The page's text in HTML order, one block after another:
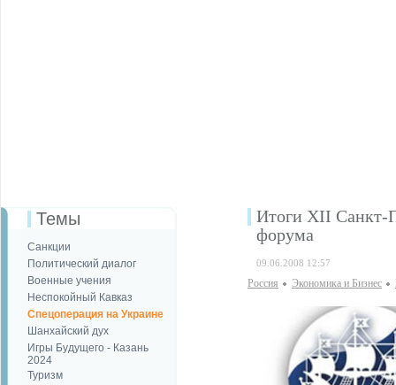
Темы
Санкции
Политический диалог
Военные учения
Неспокойный Кавказ
Спецоперация на Украине
Шанхайский дух
Игры Будущего - Казань
2024
Туризм
Итоги XII Санкт-
форума
09.06.2008 12:57
Россия Экономика и Бизнес